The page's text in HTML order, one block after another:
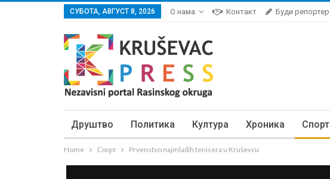
СУБОТА, АВГУСТ 8, 2026 О нама Контакт Буди репортер
Друштво Политика Култура Хроника Спорт
Home Спорт Prvenstvo najmlađih tenisera u Kruševcu